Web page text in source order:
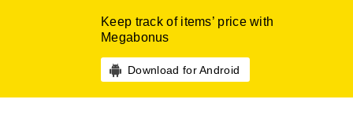
Keep track of items’ price with
Megabonus
Download for Android